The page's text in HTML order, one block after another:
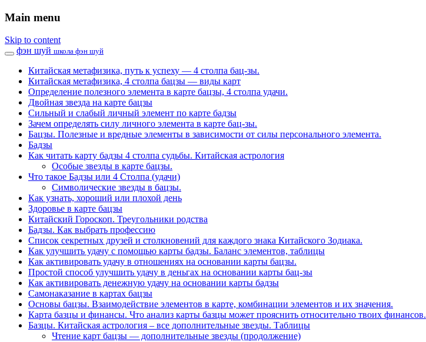
Main menu
Skip to content
фэн шуй школа фэн шуй
Китайская метафизика, путь к успеху — 4 столпа бац-зы.
Китайская метафизика, 4 столпа бацзы — виды карт
Определение полезного элемента в карте бацзы, 4 столпа удачи.
Двойная звезда на карте бацзы
Сильный и слабый личный элемент по карте бадзы
Зачем определять силу личного элемента в карте бац-зы.
Бацзы. Полезные и вредные элементы в зависимости от силы персонального элемента.
Бадзы
Как читать карту бадзы 4 столпа судьбы. Китайская астрология
Особые звезды в карте бацзы.
Что такое Бадзы или 4 Столпа (удачи)
Символические звезды в бацзы.
Как узнать, хороший или плохой день
Здоровье в карте бацзы
Китайский Гороскоп. Треугольники родства
Бадзы. Как выбрать профессию
Список секретных друзей и cтолкновений для каждого знака Китайского Зодиака.
Как улучшить удачу с помощью карты бадзы. Баланс элементов, таблицы
Как активировать удачу в отношениях на основании карты бацзы.
Простой способ улучшить удачу в деньгах на основании карты бац-зы
Как активировать денежную удачу на основании карты бадзы
Самонаказание в картах бацзы
Основы бацзы. Взаимодействие элементов в карте, комбинации элементов и их значения.
Карта базцы и финансы. Что анализ карты базцы может прояснить относительно твоих финансов.
Базцы. Китайская астрология – все дополнительные звезды. Таблицы
Чтение карт бацзы — дополнительные звезды (продолжение)